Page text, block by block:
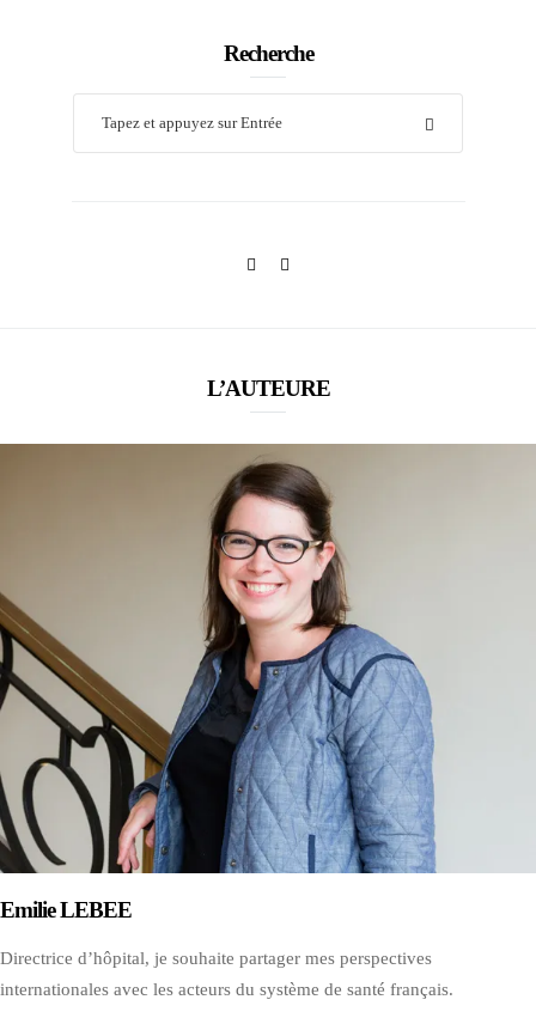
Recherche
L’AUTEURE
Emilie LEBEE
Directrice d’hôpital, je souhaite partager mes perspectives
internationales avec les acteurs du système de santé français.